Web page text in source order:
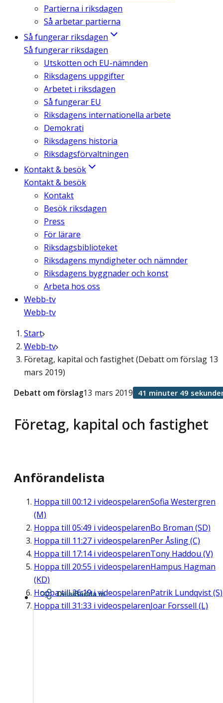
Partierna i riksdagen
Så arbetar partierna
Så fungerar riksdagen
Så fungerar riksdagen
Utskotten och EU-nämnden
Riksdagens uppgifter
Arbetet i riksdagen
Så fungerar EU
Riksdagens internationella arbete
Demokrati
Riksdagens historia
Riksdagsförvaltningen
Kontakt & besök
Kontakt & besök
Kontakt
Besök riksdagen
Press
För lärare
Riksdagsbiblioteket
Riksdagens myndigheter och nämnder
Riksdagens byggnader och konst
Arbeta hos oss
Webb-tv
Webb-tv
Start
Webb-tv
Företag, kapital och fastighet (Debatt om förslag 13
mars 2019)
Företag, kapital och fastighet
Debatt om förslag13 mars 2019 41 minuter 49
Anförandelista
Hoppa till 00:12 i videospelarenSofia Westergren
(M)
Hoppa till 05:49 i videospelarenBo Broman (SD)
Hoppa till 11:27 i videospelarenPer Åsling (C)
Hoppa till 17:14i videospelarenTony Haddou (V)
Hoppa till 20:55 i videospelarenHampus Hagman
(KD)
Hoppa till26:19i videospelarenPatrik Lundqvist (S)
Hoppa till 31:33 i videospelarenJoar Forssell (L)
Dela/Bädda in